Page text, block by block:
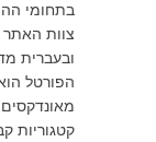
בתחומי
צוות האתר
ובעברית
הפורטל
מאונדקסים
קטגוריות